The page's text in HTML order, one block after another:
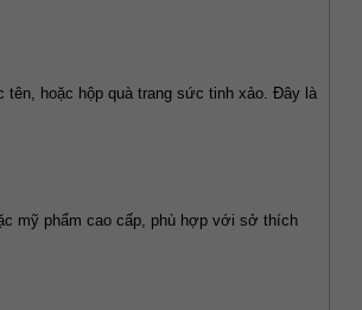
tên, hoặc hộp quà trang sức tinh xảo. Đây là
mỹ phẩm cao cấp, phù hợp với sở thích